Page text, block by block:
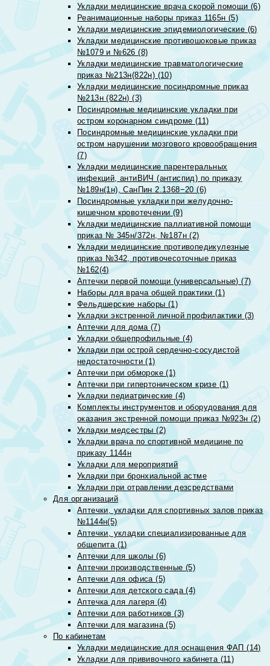
Укладки медицинские врача скорой помощи (6)
Реанимационные наборы приказ 1165н (5)
Укладки медицинские эпидемиологические (6)
Укладки медицинские противошоковые приказ
№1079 и №626 (8)
Укладки медицинские травматологические
приказ №213н(822н) (10)
Укладки медицинские посиндромные приказ
№213н (822н) (3)
Посиндромные медицинские укладки при
остром коронарном синдроме (11)
Посиндромные медицинские укладки при
остром нарушении мозгового кровообращения
(7)
Укладки медицинские парентеральных
инфекций, антиВИЧ (антиспид) по приказу
№189н(1н), СанПин 2.1368−20 (6)
Посиндромные укладки при желудочно-
кишечном кровотечении (9)
Укладки медицинские паллиативной помощи
приказ № 345н/372н, №187н (2)
Укладки медицинские противопедикулезные
приказ №342, противочесоточные приказ
№162(4)
Аптечки первой помощи (универсальные) (7)
Наборы для врача общей практики (1)
Фельдшерские наборы (1)
Укладки экстренной личной профилактики (3)
Аптечки для дома (7)
Укладки общепрофильные (4)
Укладки при острой сердечно-сосудистой
недостаточности (1)
Аптечки при обмороке (1)
Аптечки при гипертоническом кризе (1)
Укладки педиатрические (4)
Комплекты инструментов и оборудования для
оказания экстренной помощи приказ №923н (2)
Укладки медсестры (2)
Укладки врача по спортивной медицине по
приказу 1144н
Укладки для мероприятий
Укладки при бронхиальной астме
Укладки при отравлении дезсредствами
Для организаций
Аптечки, укладки для спортивных залов приказ
№1144н(5)
Аптечки, укладки специализированные для
общепита (1)
Аптечки для школы (6)
Аптечки производственные (5)
Аптечки для офиса (5)
Аптечки для детского сада (4)
Аптечка для лагеря (4)
Аптечки для работников (3)
Аптечки для магазина (5)
По кабинетам
Укладки медицинские для оснащения ФАП (14)
Укладки для прививочного кабинета (11)